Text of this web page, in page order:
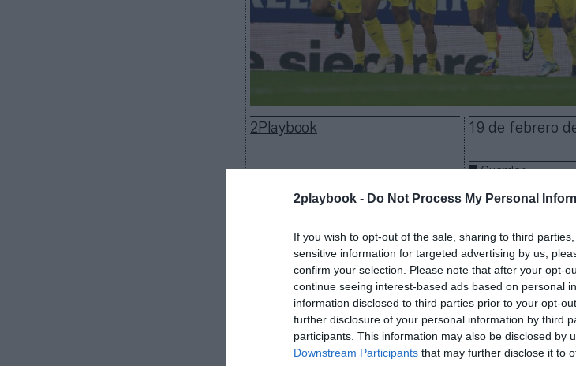
2playbook - Do Not Process My Personal
If you wish to opt-out of the sale, sharing to third
sensitive information for targeted advertising by us,
confirm your selection. Please note that after your opt-
continue seeing interest-based ads based on personal
information disclosed to third parties prior to your opt-
further disclosure of your personal information by third
participants. This information may also be disclosed by
Downstream Participants that may further disclose it to
2Playbook 19 de febrero
Guardar
del presidente groguet, Fernando Roig. La
frontal de la camiseta, ahora también lucirá
la trasera de la camiseta hasta el término de la
desconocen los detalles económicos del
próxima jornada de LaLiga.
Ascale es una joven firma, creada en 2017,
cocina y la arquitectura. La alianza entre el club